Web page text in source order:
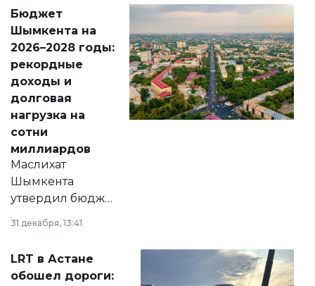
народу
Венесуэлы.
Бюджет
Шымкента на
2026–2028 годы:
рекордные
доходы и
долговая
нагрузка на
сотни
миллиардов
Маслихат
Шымкента
утвердил бюджет
города на 2026–
2028 годы.
документ
появился в базе
31 декабря, 13:41
LRT в Астане
обошел дороги: